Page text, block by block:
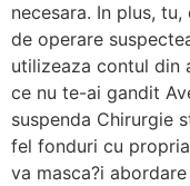
necesara. In plus,
de operare
utilizeaza contul din
ce nu te-ai gandit
suspenda Chirurgie
fel fonduri cu propria
va masca?i